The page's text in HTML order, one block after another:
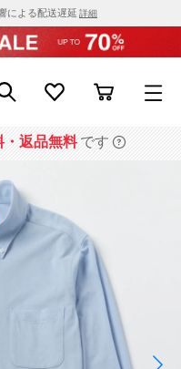
による配送遅延 詳細
・返品無料です